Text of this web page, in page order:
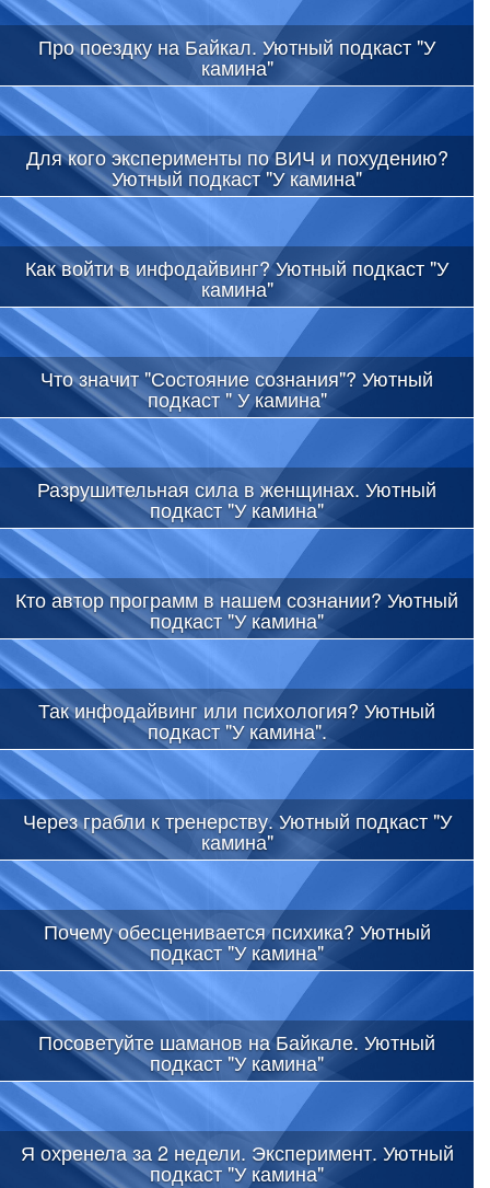
Про поездку на Байкал. Уютный подкаст "У
камина"
Для кого эксперименты по ВИЧ и похудению?
Уютный подкаст "У камина"
Как войти в инфодайвинг? Уютный подкаст "У
камина"
Что значит "Состояние сознания"? Уютный
подкаст " У камина"
Разрушительная сила в женщинах. Уютный
подкаст "У камина"
Кто автор программ в нашем сознании? Уютный
подкаст "У камина"
Так инфодайвинг или психология? Уютный
подкаст "У камина".
Через грабли к тренерству. Уютный подкаст "У
камина"
Почему обесценивается психика? Уютный
подкаст "У камина"
Посоветуйте шаманов на Байкале. Уютный
подкаст "У камина"
Я охренела за 2 недели. Эксперимент. Уютный
подкаст "У камина"